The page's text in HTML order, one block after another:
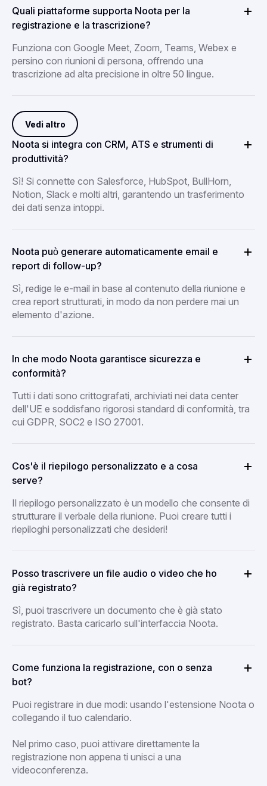
Quali piattaforme supporta Noota per la
registrazione e la trascrizione?
Funziona con Google Meet, Zoom, Teams, Webex e
persino con riunioni di persona, offrendo una
trascrizione ad alta precisione in oltre 50 lingue.
Vedi altro
Noota si integra con CRM, ATS e strumenti di
produttività?
Sì! Si connette con Salesforce, HubSpot, BullHorn,
Notion, Slack e molti altri, garantendo un trasferimento
dei dati senza intoppi.
Noota può generare automaticamente email e
report di follow-up?
Sì, redige le e-mail in base al contenuto della riunione e
crea report strutturati, in modo da non perdere mai un
elemento d'azione.
In che modo Noota garantisce sicurezza e
conformità?
Tutti i dati sono crittografati, archiviati nei data center
dell'UE e soddisfano rigorosi standard di conformità, tra
cui GDPR, SOC2 e ISO 27001.
Cos'è il riepilogo personalizzato e a cosa
serve?
Il riepilogo personalizzato è un modello che consente di
strutturare il verbale della riunione. Puoi creare tutti i
riepiloghi personalizzati che desideri!
Posso trascrivere un file audio o video che ho
già registrato?
Sì, puoi trascrivere un documento che è già stato
registrato. Basta caricarlo sull'interfaccia Noota.
Come funziona la registrazione, con o senza
bot?
Puoi registrare in due modi: usando l'estensione Noota o
collegando il tuo calendario.
Nel primo caso, puoi attivare direttamente la
registrazione non appena ti unisci a una
videoconferenza.